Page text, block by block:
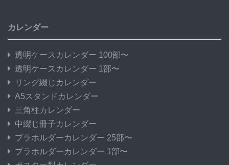
カレンダー
透明ケースカレンダー 100部〜
透明ケースカレンダー 1部〜
リング綴じカレンダー
A5スタンドカレンダー
三角柱カレンダー
中綴じ冊子カレンダー
プラホルダーカレンダー 25部〜
プラホルダーカレンダー 1部〜